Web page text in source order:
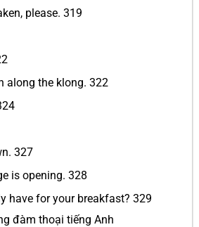
please. 319
along the klong. 322
327
is opening. 328
have for your breakfast? 329
đàm thoại tiếng Anh